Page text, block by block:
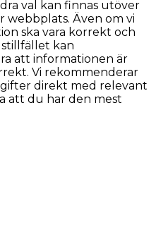
val kan finnas utöver
webbplats. Även om vi
ska vara korrekt och
kan
att informationen är
Vi rekommenderar
direkt med relevant
att du har den mest